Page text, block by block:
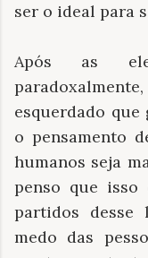
ser o ideal para
Após as
esquerdado
o pensamento
humanos seja
penso que
partidos
medo das